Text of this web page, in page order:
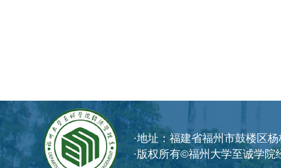
·地址：福建省福州市鼓楼区
·版权所有©福州大学至诚学院